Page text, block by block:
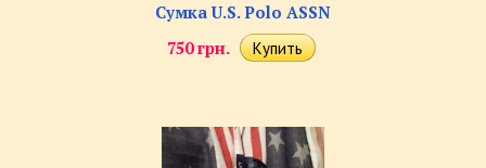
Сумка U.S. Polo ASSN
750 грн.